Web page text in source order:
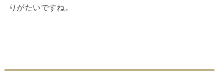
りがたいですね。